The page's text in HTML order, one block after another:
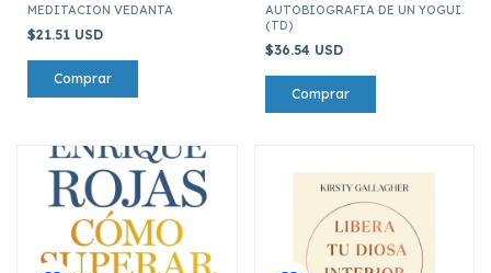
MEDITACION VEDANTA
$21.51 USD
AUTOBIOGRAFIA DE UN YOGUI
(TD)
$36.54 USD